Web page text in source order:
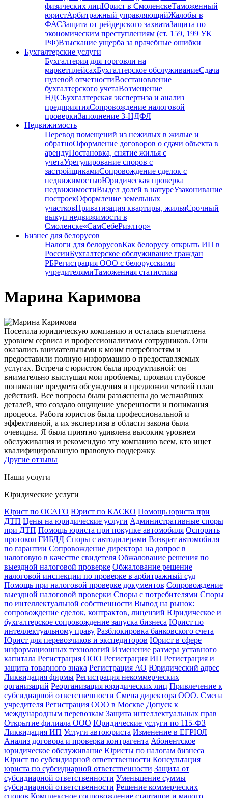
физических лицЮрист в СмоленскеТаможенный
юристАрбитражный управляющийЖалобы в
ФАСЗащита от рейдерского захватаЗащита по
экономическим преступлениям (ст. 159, 199 УК
РФ)Взыскание ущерба за врачебные ошибки
Бухгалтерские услуги
Бухгалтерия для торговли на
маркетплейсахБухгалтерское обслуживаниеСдача
нулевой отчетностиВосстановление
бухгалтерского учетаВозмещение
НДСБухгалтерская экспертиза и анализ
предприятияСопровождение налоговой
проверкиЗаполнение 3-НДФЛ
Недвижимость
Перевод помещений из нежилых в жилые и
обратноОформление договоров о сдачи объекта в
арендуПостановка, снятие жилья с
учетаУрегулирование споров с
застройщикамиСопровождение сделок с
недвижимостьюЮридическая проверка
недвижимостиВыдел долей в натуреУзаконивание
построекОформление земельных
участковПриватизация квартиры, жильяСрочный
выкуп недвижимости в
Cмоленске«СамСебеРиэлтор»
Бизнес для белорусов
Налоги для белорусовКак белорусу открыть ИП в
РоссииБухгалтерское обслуживание граждан
РБРегистрация ООО с белорусскими
учредителямиТаможенная статистика
Марина Каримова
Посетила юридическую компанию и осталась впечатлена
уровнем сервиса и профессионализмом сотрудников. Они
оказались внимательными к моим потребностям и
предоставили полную информацию о предоставляемых
услугах. Встреча с юристом была продуктивной: он
внимательно выслушал мои проблемы, проявил глубокое
понимание предмета обсуждения и предложил четкий план
действий. Все вопросы были разъяснены до мельчайших
деталей, что создало ощущение уверенности и понимания
процесса. Работа юристов была профессиональной и
эффективной, а их экспертиза в области закона была
очевидна. Я была приятно удивлена высоким уровнем
обслуживания и рекомендую эту компанию всем, кто ищет
квалифицированную правовую поддержку.
Другие отзывы
Наши услуги
Юридические услуги
Юрист по ОСАГО Юрист по КАСКО Помощь юриста при
ДТП Цены на юридические услуги Административные споры
при ДТП Помощь юриста при покупке автомобиля Оспорить
протокол ГИБДД Споры с автодилерами Возврат автомобиля
по гарантии Сопровождение директора на допрос в
налоговую в качестве свидетеля Обжалование решения по
выездной налоговой проверке Обжалование решение
налоговой инспекции по проверке в арбитражный суд
Помощь при налоговой проверке документов Сопровождение
выездной налоговой проверки Споры с потребителями Споры
по интеллектуальной собственности Вывод на рынок:
сопровождение сделок, контрактов, лицензий Юридическое и
бухгалтерское сопровождение запуска бизнеса Юрист по
интеллектуальному праву Разблокировка банковского счета
Юрист для перевозчиков и экспедиторов Юрист в сфере
информационных технологий Изменение размера уставного
капитала Регистрация ООО Регистрация ИП Регистрация и
защита товарного знака Регистрация АО Юридический адрес
Ликвидация фирмы Регистрация некоммерческих
организаций Реорганизация юридических лиц Привлечение к
субсидиарной ответственности Смена директора ООО. Смена
учредителя Регистрация ООО в Москве Допуск к
международным перевозкам Защита интеллектуальных прав
Открытие филиала ООО Юридические услуги по 115-ФЗ
Ликвидация ИП Услуги автоюриста Изменение в ЕГРЮЛ
Анализ договора и проверка контрагента Абонентское
юридическое обслуживание Юристы по налогам бизнеса
Юрист по субсидиарной ответственности Консультация
юриста по субсидиарной ответственности Защита от
субсидиарной ответственности Уменьшение суммы
субсидиарной ответственности Решение коммерческих
споров Комплексное сопровождение стартапов и малого